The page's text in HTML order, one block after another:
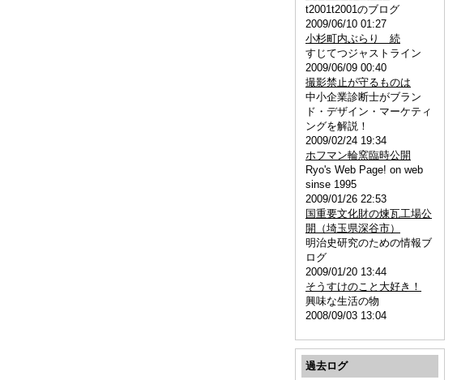
t2001t2001のブログ
2009/06/10 01:27
小杉町内ぶらり 続
すじてつジャストライン
2009/06/09 00:40
撮影禁止が守るものは
中小企業診断士がブラン
ド・デザイン・マーケティ
ングを解説！
2009/02/24 19:34
ホフマン輪窯臨時公開
Ryo's Web Page! on web
sinse 1995
2009/01/26 22:53
国重要文化財の煉瓦工場公
開（埼玉県深谷市）
明治史研究のための情報ブ
ログ
2009/01/20 13:44
そうすけのこと大好き！
興味な生活の物
2008/09/03 13:04
過去ログ